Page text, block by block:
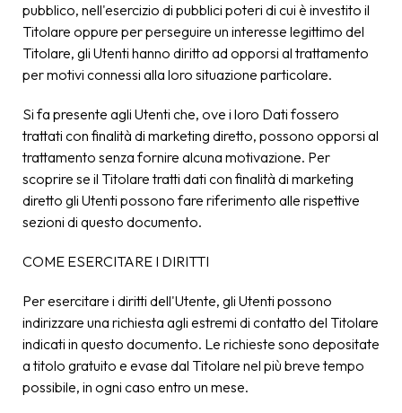
pubblico, nell'esercizio di pubblici poteri di cui è investito il
Titolare oppure per perseguire un interesse legittimo del
Titolare, gli Utenti hanno diritto ad opporsi al trattamento
per motivi connessi alla loro situazione particolare.
Si fa presente agli Utenti che, ove i loro Dati fossero
trattati con finalità di marketing diretto, possono opporsi al
trattamento senza fornire alcuna motivazione. Per
scoprire se il Titolare tratti dati con finalità di marketing
diretto gli Utenti possono fare riferimento alle rispettive
sezioni di questo documento.
COME ESERCITARE I DIRITTI
Per esercitare i diritti dell'Utente, gli Utenti possono
indirizzare una richiesta agli estremi di contatto del Titolare
indicati in questo documento. Le richieste sono depositate
a titolo gratuito e evase dal Titolare nel più breve tempo
possibile, in ogni caso entro un mese.